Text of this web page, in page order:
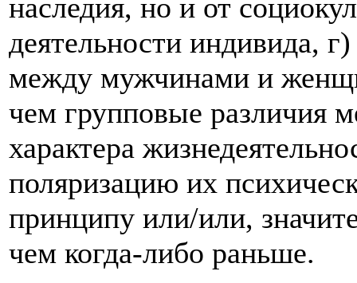
наследия, но и от
деятельности индивида,
между мужчинами и
чем групповые различия
характера
поляризацию их
принципу или/или,
чем когда-либо раньше.